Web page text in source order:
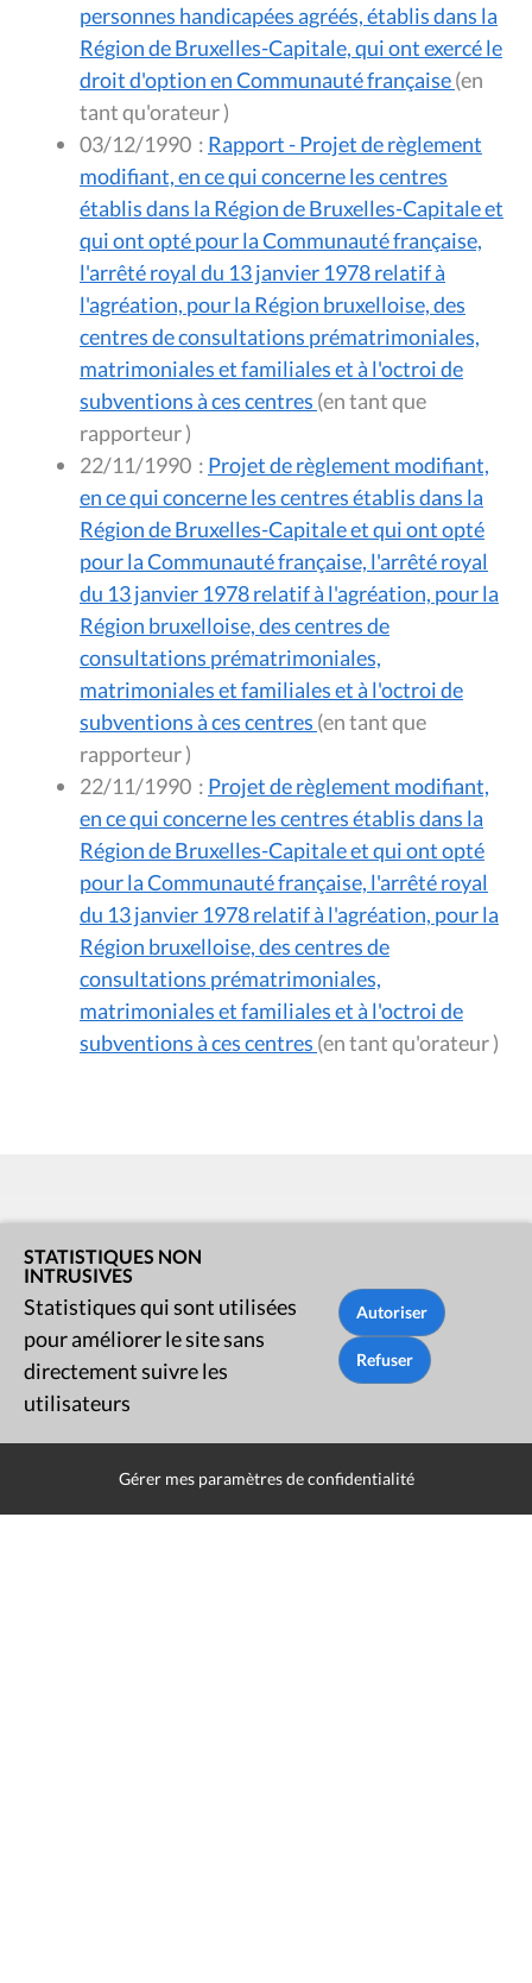
personnes handicapées agréés, établis dans la
Région de Bruxelles-Capitale, qui ont exercé le
droit d'option en Communauté française(en
tant qu'orateur )
03/12/1990 : Rapport - Projet de règlement
modifiant, en ce qui concerne les centres
établis dans la Région de Bruxelles-Capitale et
qui ont opté pour la Communauté française,
l'arrêté royal du 13 janvier 1978 relatif à
l'agréation, pour la Région bruxelloise, des
centres de consultations prématrimoniales,
matrimoniales et familiales et à l'octroi de
subventions à ces centres (en tant que
rapporteur )
22/11/1990 : Projet de règlement modifiant,
en ce qui concerne les centres établis dans la
Région de Bruxelles-Capitale et qui ont opté
pour la Communauté française, l'arrêté royal
du 13 janvier 1978 relatif à l'agréation, pour la
Région bruxelloise, des centres de
consultations prématrimoniales,
matrimoniales et familiales et à l'octroi de
subventions à ces centres (en tant que
rapporteur )
22/11/1990 : Projet de règlement modifiant,
en ce qui concerne les centres établis dans la
Région de Bruxelles-Capitale et qui ont opté
pour la Communauté française, l'arrêté royal
du 13 janvier 1978 relatif à l'agréation, pour la
Région bruxelloise, des centres de
consultations prématrimoniales,
matrimoniales et familiales et à l'octroi de
subventions à ces centres
(en tant qu'orateur )
STATISTIQUES NON
INTRUSIVES
Statistiques qui sont utilisées
pour améliorer le site sans
directement suivre les
utilisateurs
Gérer mes paramètres de confidentialité
1000 Bruxelles
Contact
Presse
Liens utiles